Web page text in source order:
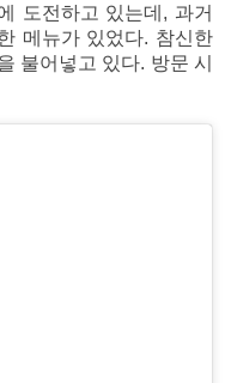
도전하고 있는데, 과거
메뉴가 있었다. 참신한
불어넣고 있다. 방문 시